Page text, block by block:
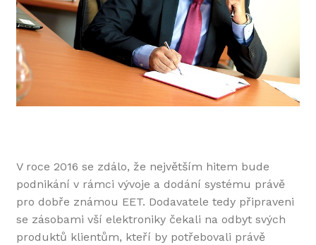
V roce 2016 se zdálo, že největším hitem bude
podnikání v rámci vývoje a dodání systému právě
pro dobře známou EET. Dodavatele tedy připraveni
se zásobami vší elektroniky čekali na odbyt svých
produktů klientům, kteří by potřebovali právě